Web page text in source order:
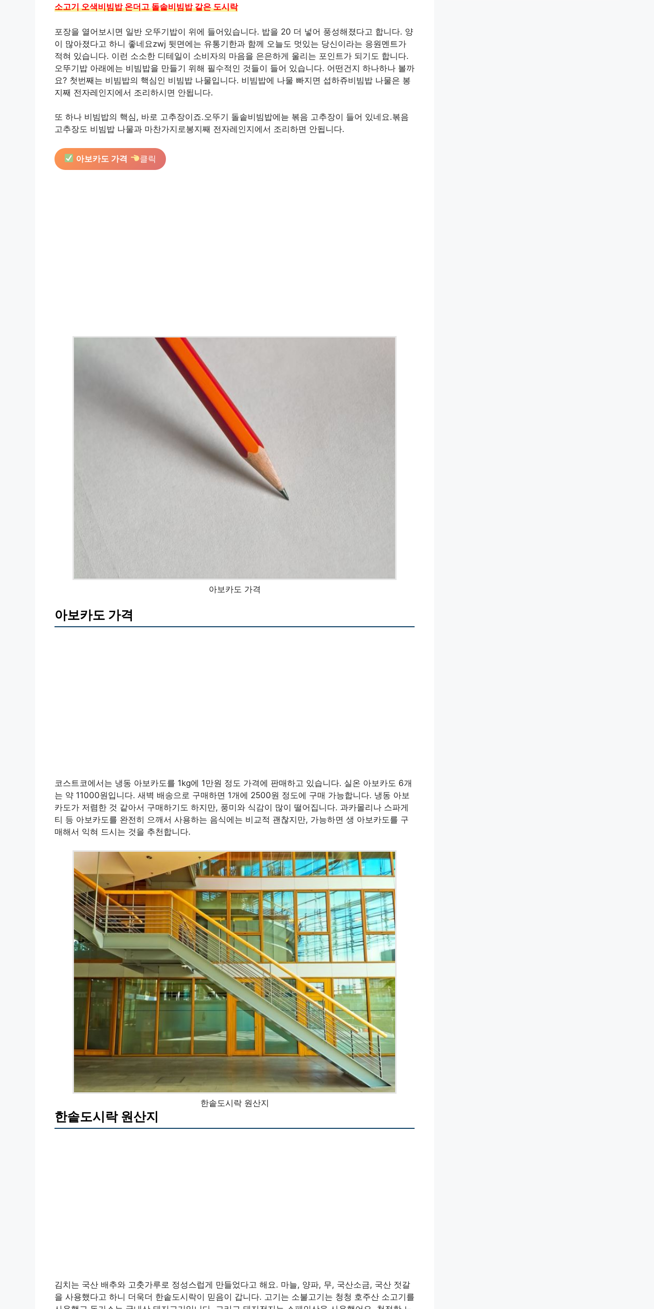
소고기 오색비빔밥 온더고 돌솥비빔밥 같은 도시락
포장을 열어보시면 일반 오뚜기밥이 위에 들어있습니다. 밥을 20 더 넣어 풍성해졌다고 합니다. 양
이 많아졌다고 하니 좋네요zwj 뒷면에는 유통기한과 함께 오늘도 멋있는 당신이라는 응원멘트가
적혀 있습니다. 이런 소소한 디테일이 소비자의 마음을 은은하게 울리는 포인트가 되기도 합니다.
오뚜기밥 아래에는 비빔밥을 만들기 위해 필수적인 것들이 들어 있습니다. 어떤건지 하나하나 볼까
요? 첫번째는 비빔밥의 핵심인 비빔밥 나물입니다. 비빔밥에 나물 빠지면 섭하쥬비빔밥 나물은 봉
지째 전자레인지에서 조리하시면 안됩니다.
또 하나 비빔밥의 핵심, 바로 고추장이죠.오뚜기 돌솥비빔밥에늗 볶음 고추장이 들어 있네요.볶음
고추장도 비빔밥 나물과 마찬가지로봉지째 전자레인지에서 조리하면 안됩니다.
아보카도 가격 클릭
아보카도 가격
아보카도 가격
코스트코에서는 냉동 아보카도를 1kg에 1만원 정도 가격에 판매하고 있습니다. 실온 아보카도 6개
는 약 11000원입니다. 새벽 배송으로 구매하면 1개에 2500원 정도에 구매 가능합니다. 냉동 아보
카도가 저렴한 것 같아서 구매하기도 하지만, 풍미와 식감이 많이 떨어집니다. 과카몰리나 스파게
티 등 아보카도를 완전히 으깨서 사용하는 음식에는 비교적 괜찮지만, 가능하면 생 아보카도를 구
매해서 익혀 드시는 것을 추천합니다.
한솥도시락 원산지
한솥도시락 원산지
김치는 국산 배추와 고춧가루로 정성스럽게 만들었다고 해요. 마늘, 양파, 무, 국산소금, 국산 젓갈
을 사용했다고 하니 더욱더 한솥도시락이 믿음이 갑니다. 고기는 소불고기는 청청 호주산 소고기를